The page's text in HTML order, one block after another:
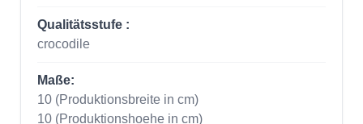
Qualitätsstufe :
crocodile
Maße:
10 (Produktionsbreite in cm)
10 (Produktionshoehe in cm)